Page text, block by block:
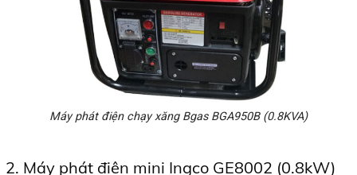
Máy phát điện chạy xăng Bgas BGA950B (0.8KVA)
2. Máy phát điện mini Ingco GE8002 (0.8kW)